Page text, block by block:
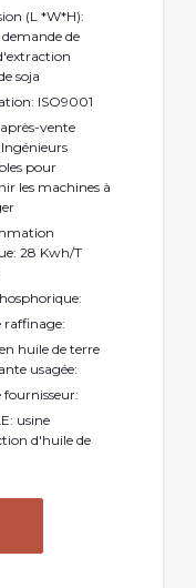
(L *W*H):
de
soja
ISO9001
vente
pour
les machines à
28 Kwh/T
raffinage:
huile de terre
usagée:
fournisseur:
usine
d'huile de